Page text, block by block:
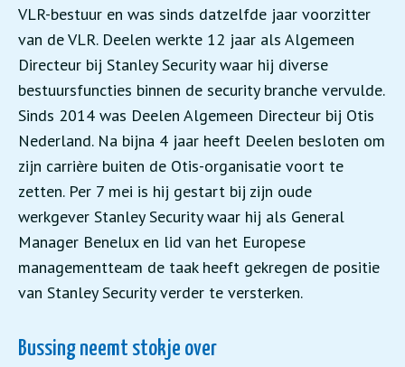
VLR-bestuur en was sinds datzelfde jaar voorzitter
van de VLR. Deelen werkte 12 jaar als Algemeen
Directeur bij Stanley Security waar hij diverse
bestuursfuncties binnen de security branche vervulde.
Sinds 2014 was Deelen Algemeen Directeur bij Otis
Nederland. Na bijna 4 jaar heeft Deelen besloten om
zijn carrière buiten de Otis-organisatie voort te
zetten. Per 7 mei is hij gestart bij zijn oude
werkgever Stanley Security waar hij als General
Manager Benelux en lid van het Europese
managementteam de taak heeft gekregen de positie
van Stanley Security verder te versterken.
Bussing neemt stokje over